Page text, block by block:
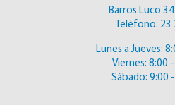
Barros Luco
Teléfono: 23
Lunes a Jueves:
Viernes: 8:00
Sábado: 9:00